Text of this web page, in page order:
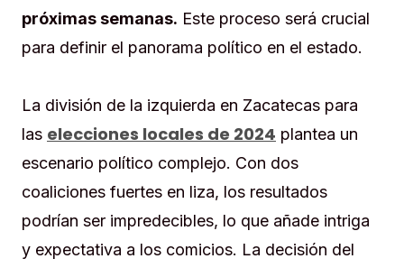
próximas semanas. Este proceso será crucial
para definir el panorama político en el estado.
La división de la izquierda en Zacatecas para
las elecciones locales de 2024 plantea un
escenario político complejo. Con dos
coaliciones fuertes en liza, los resultados
podrían ser impredecibles, lo que añade intriga
y expectativa a los comicios. La decisión del